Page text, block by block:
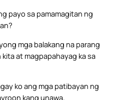
payo sa pamamagitan ng
mga balakang na parang
at magpapahayag ka sa
ko ang mga patibayan ng
kang unawa.